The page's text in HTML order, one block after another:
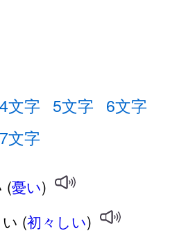
4文字 5文字 6文字
7文字
(憂い)
(初々しい)